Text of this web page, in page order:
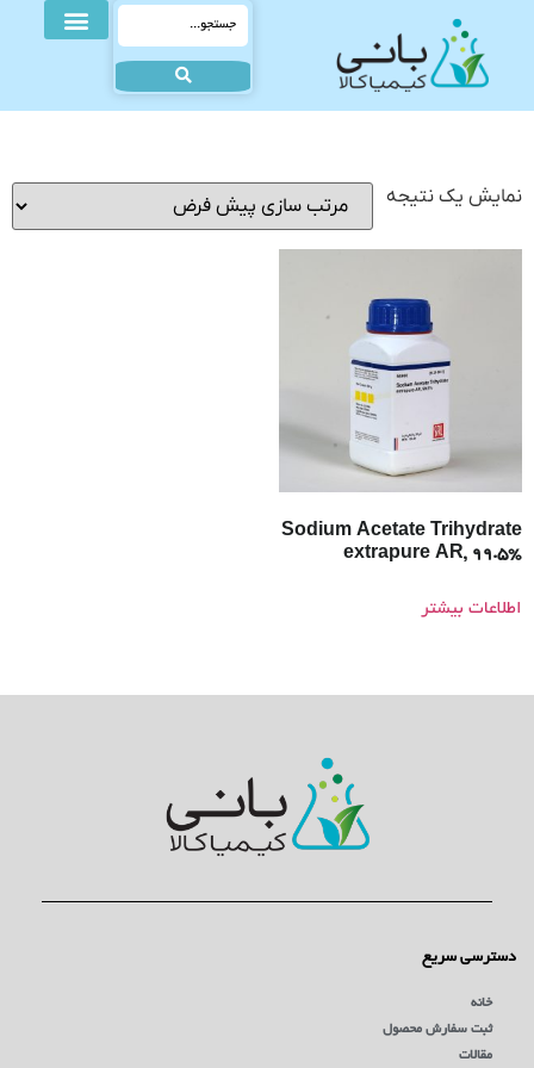
نمایش یک نتیجه
Sodium Acetate Trihydrate
extrapure AR, 99.5%
اطلاعات بیشتر
دسترسی سریع
خانه
ثبت سفارش محصول
مقالات